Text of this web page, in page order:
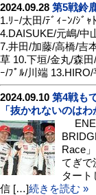
2024.09.28 第5戦鈴
1.ﾘｰ/太田/ﾃﾞｨｰﾝ/ｼﾞ
4.DAISUKE/元嶋/中
7.井田/加藤/高橋/吉
草 10.下垣/金丸/森
ｰ/ﾌﾟﾙ/川端
2024.09.10 第4戦も
「抜かれないのはわ
Race
てぎで
タート
信 […]続きを読む »